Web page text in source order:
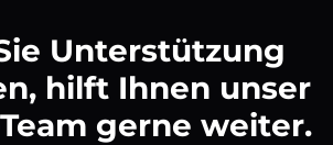
Unterstützung
hilft Ihnen unser
gerne weiter.